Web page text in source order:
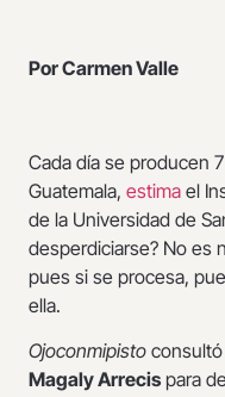
Por Carmen Valle
Cada día se producen
Guatemala, estima el
de la Universidad de
desperdiciarse? No es
pues si se procesa,
ella.
Ojoconmipisto
Magaly Arrecis para